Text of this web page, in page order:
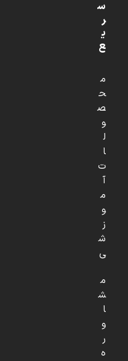
س
ر
ی
ع
م
ح
ص
و
ل
ا
ت
آ
م
و
ز
ش
ی
م
ش
ا
و
ر
ه